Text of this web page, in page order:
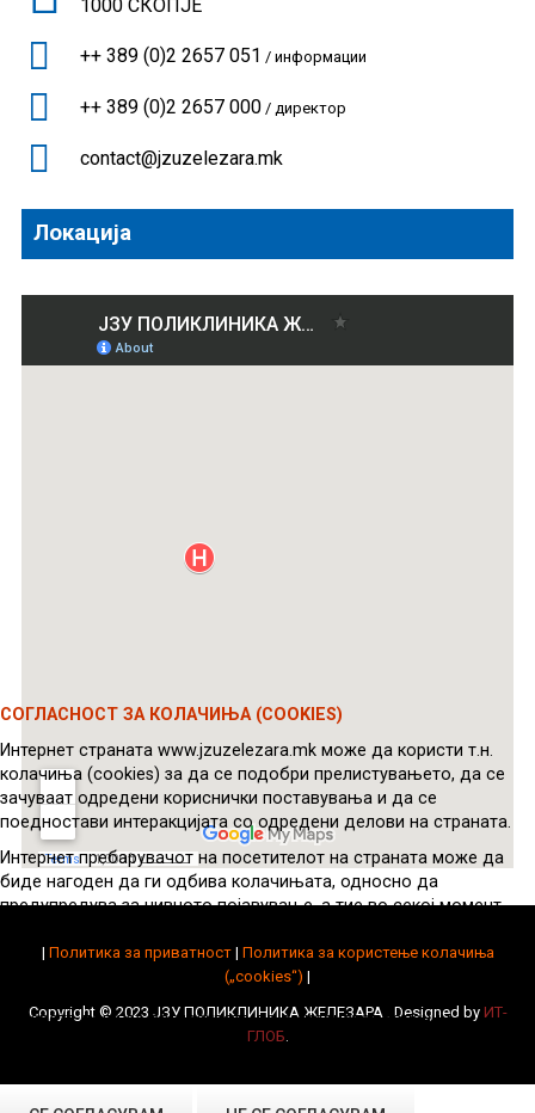
1000 СКОПЈЕ
++ 389 (0)2 2657 051 / информации
++ 389 (0)2 2657 000/ директор
contact@jzuzelezara.mk
Локација
| Политика за приватност| Политика за користење колачиња
(„cookies“) |
Copyright © 2023 ЈЗУ ПОЛИКЛИНИКА ЖЕЛЕЗАРА . Designed by ИТ-
ГЛОБ
СОГЛАСНОСТ ЗА КОЛАЧИЊА (COOKIES)
Интернет страната www.jzuzelezara.mk може да користи т.н.
колачиња (cookies) за да се подобри прелистувањето, да се
зачуваат одредени кориснички поставувања и да се
поедностави интеракцијата со одредени делови на страната.
Интернет пребарувачот на посетителот на страната може да
биде нагоден да ги одбива колачињата, односно да
предупредува за нивното појавување, а тие во секој момент
Во некои случаи, колачињата се потребни за правилно
функционирање на интернет страната.
Изберете дали се согласувате да се користат колачиња